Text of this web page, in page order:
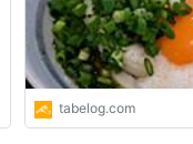
tabelog.com